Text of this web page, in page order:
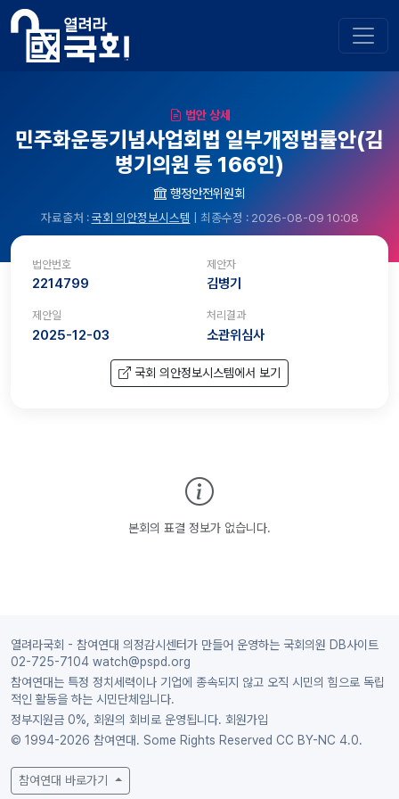
법안 상세
민주화운동기념사업회법 일부개정법률안(김
병기의원 등 166인)
행정안전위원회
자료출처 :국회 의안정보시스템 | 최종수정 : 2026-08-09 10:08
법안번호
2214799
제안자
김병기
제안일
2025-12-03
처리결과
소관위심사
국회 의안정보시스템에서 보기
본회의 표결 정보가 없습니다.
열려라국회 - 참여연대 의정감시센터가 만들어 운영하는 국회의원 DB사이트
02-725-7104 watch@pspd.org
참여연대는 특정 정치세력이나 기업에 종속되지 않고 오직 시민의 힘으로 독립
적인 활동을 하는 시민단체입니다.
정부지원금 0%, 회원의 회비로 운영됩니다. 회원가입
© 1994-2026 참여연대. Some Rights Reserved CC BY-NC 4.0.
참여연대 바로가기